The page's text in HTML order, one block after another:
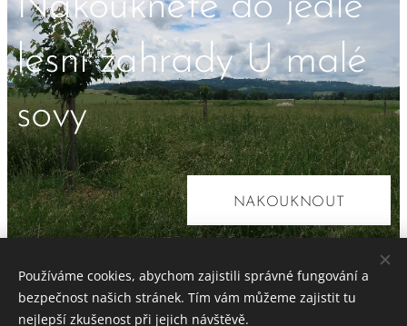
lesní zahrady U malé
sovy
NAKOUKNOUT
HNÍZDO
Používáme cookies, abychom zajistili správné fungování a
bezpečnost našich stránek. Tím vám můžeme zajistit tu
nejlepší zkušenost při jejich návštěvě.